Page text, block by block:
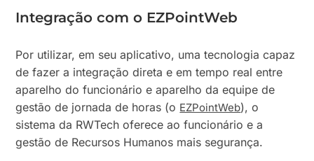
Integração com o EZPointWeb
Por utilizar, em seu aplicativo, uma tecnologia capaz
de fazer a integração direta e em tempo real entre
aparelho do funcionário e aparelho da equipe de
gestão de jornada de horas (o EZPointWeb), o
sistema da RWTech oferece ao funcionário e a
gestão de Recursos Humanos mais segurança.